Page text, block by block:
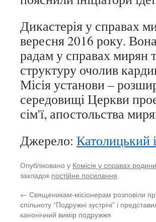
Дикастерія у справах
вересня 2016 року.
радам у справах мирян
структуру очолив
Місія установи –
середовищі Церкви
сім'ї, апостольства
Джерело: Католицький
Опубліковано у Комісія у справах
закладок постійне посилання.
← Священикам-місіонерам розповіли
спільноту “Подружні зустрічі” і
канонічний вимір подружжя